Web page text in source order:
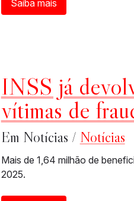
Saiba mais
INSS já
vítimas de
Em Notícias / Notícias
Mais de 1,64 milhão de
2025.